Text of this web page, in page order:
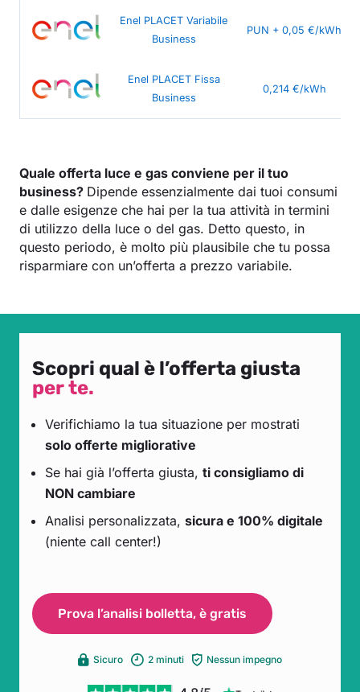
Enel PLACET Variabile
Business
PUN + 0,05 €/kWh
Enel PLACET Fissa
Business
0,214 €/kWh
Quale offerta luce e gas conviene per il tuo
business? Dipende essenzialmente dai tuoi consumi
e dalle esigenze che hai per la tua attività in termini
di utilizzo della luce o del gas. Detto questo, in
questo periodo, è molto più plausibile che tu possa
risparmiare con un’offerta a prezzo variabile.
Scopri qual è l’offerta giusta
per te.
Verifichiamo la tua situazione per mostrati
solo offerte migliorative
Se hai già l’offerta giusta, ti consigliamo di
NON cambiare
Analisi personalizzata, sicura e 100% digitale
(niente call center!)
Prova l’analisi bolletta, è gratis
Sicuro 2 minuti Nessun impegno